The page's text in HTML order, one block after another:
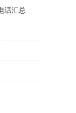
话汇总